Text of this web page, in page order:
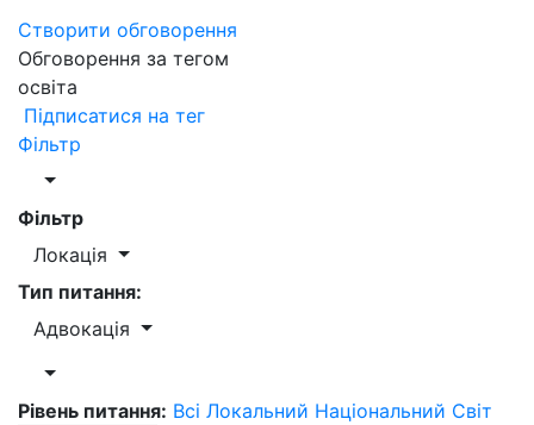
Створити обговорення
Обговорення за тегом
освіта
Підписатися на тег
Фільтр
Фільтр
Локація
Тип питання:
Адвокація
Рівень питання: Всі Локальний Національний Світ